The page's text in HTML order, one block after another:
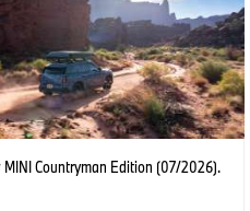
Countryman Edition (07/2026).